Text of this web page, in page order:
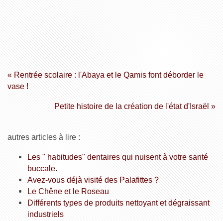
« Rentrée scolaire : l'Abaya et le Qamis font déborder le
vase !
Petite histoire de la création de l'état d'Israël »
autres articles à lire :
Les " habitudes" dentaires qui nuisent à votre santé
buccale.
Avez-vous déjà visité des Palafittes ?
Le Chêne et le Roseau
Différents types de produits nettoyant et dégraissant
industriels